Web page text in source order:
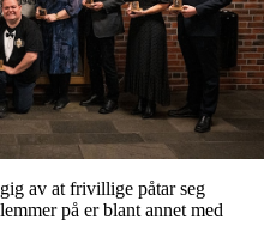
av at frivillige påtar seg
på er blant annet med